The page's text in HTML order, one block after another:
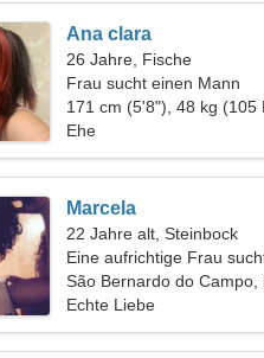
Ana clara
26 Jahre, Fische
Frau sucht einen Mann
171 cm (5'8"), 48 kg (105
Ehe
Marcela
22 Jahre alt, Steinbock
Eine aufrichtige Frau
Beziehung
São Bernardo do Campo,
Echte Liebe